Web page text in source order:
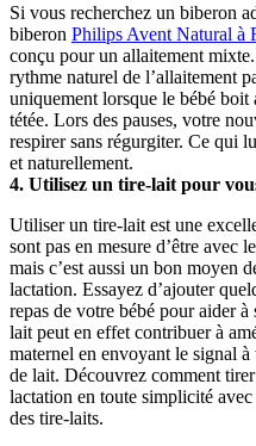
Si vous recherchez un biberon
biberon Philips Avent Natural à
conçu pour un allaitement
rythme naturel de l’allaitement
uniquement lorsque le bébé
tétée. Lors des pauses, votre
respirer sans régurgiter. Ce qui
et naturellement.
4. Utilisez un tire-lait pour
Utiliser un tire-lait est une
sont pas en mesure d’être avec
mais c’est aussi un bon moyen
lactation. Essayez d’ajouter
repas de votre bébé pour aider
lait peut en effet contribuer à
maternel en envoyant le signal
de lait. Découvrez comment
lactation en toute simplicité avec
des tire-laits.